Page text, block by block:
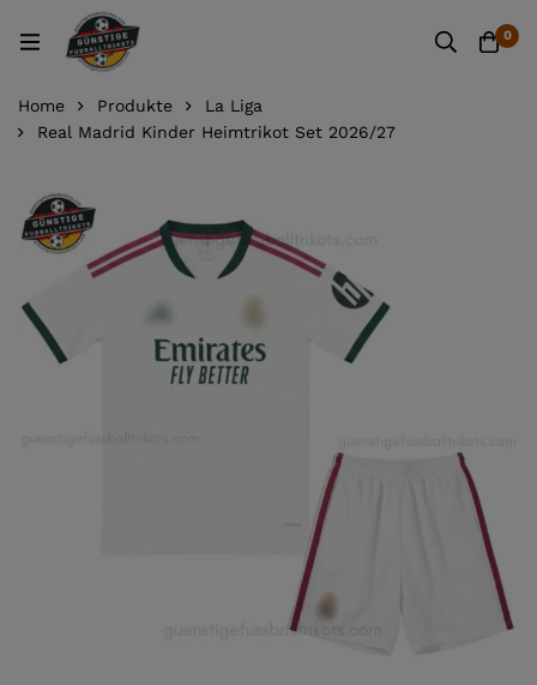
0
Home Produkte
La Liga
Real Madrid Kinder Heimtrikot Set 2026/27